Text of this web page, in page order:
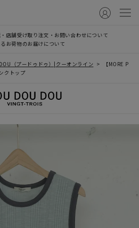
店舗受け取り注文・お問い合わせについて
お荷物のお届けについて
（プードゥドゥ）|クーオンライン
【MORE P
クトップ